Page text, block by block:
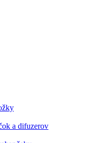
a difuzerov